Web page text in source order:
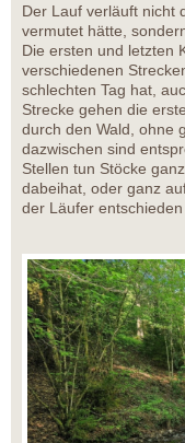
Der Lauf verläuft nicht
vermutet hätte,
Die ersten und letzten
verschiedenen
schlechten Tag hat,
Strecke gehen die
durch den Wald, ohne
dazwischen sind
Stellen tun Stöcke
dabeihat, oder ganz
der Läufer entschieden